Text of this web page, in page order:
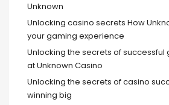
Unknown
Unlocking casino secrets How
your gaming experience
Unlocking the secrets of
at Unknown Casino
Unlocking the secrets of casino
winning big